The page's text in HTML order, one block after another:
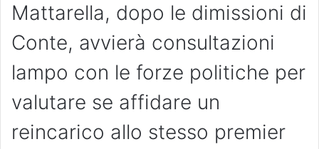
Mattarella, dopo le dimissioni di
Conte, avvierà consultazioni
lampo con le forze politiche per
valutare se affidare un
reincarico allo stesso premier